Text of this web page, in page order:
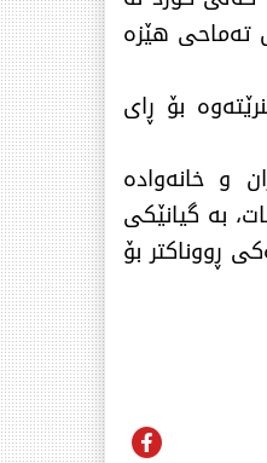
تەماحی هێزە
بۆ ڕای
و خانەوادە
بە گیانێكی
ڕووناكتر بۆ